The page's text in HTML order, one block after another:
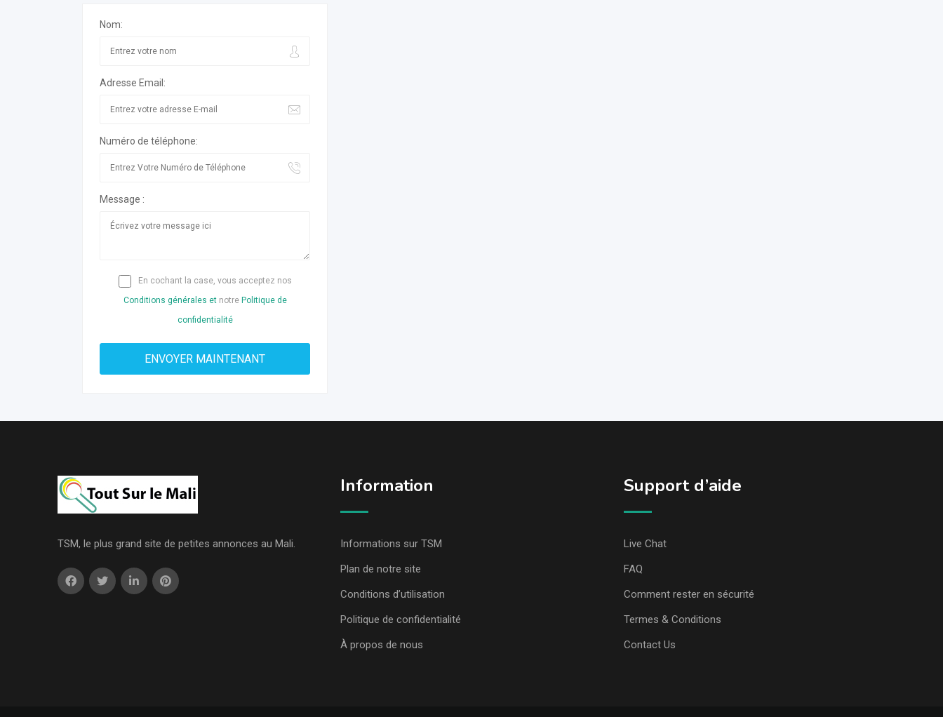
Nom:
Adresse Email:
Numéro de téléphone:
Message :
En cochant la case, vous acceptez nos
Conditions générales etnotre Politique de
confidentialité
TSM, le plus grand site de petites annonces au Mali.
Information
Informations sur TSM
Plan de notre site
Conditions d’utilisation
Politique de confidentialité
À propos de nous
Support d’aide
Live Chat
FAQ
Comment rester en sécurité
Termes & Conditions
Contact Us